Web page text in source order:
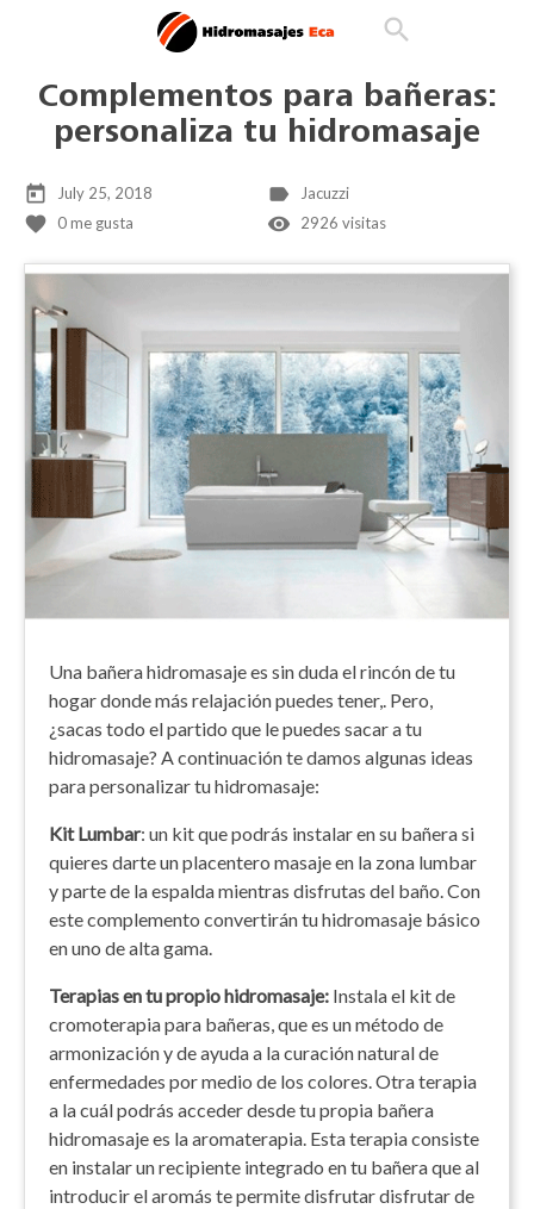
search
Complementos para bañeras:
personaliza tu hidromasaje
today July 25, 2018 label Jacuzzi
favorite 0me gusta remove_red_eye 2926 visitas
Una bañera hidromasaje es sin duda el rincón de tu
hogar donde más relajación puedes tener,. Pero,
¿sacas todo el partido que le puedes sacar a tu
hidromasaje? A continuación te damos algunas ideas
para personalizar tu hidromasaje:
KitLumbar: un kit que podrás instalar en su bañera si
quieres darte un placentero masaje en la zona lumbar
y parte de la espalda mientras disfrutas del baño. Con
este complemento convertirán tu hidromasaje básico
en uno de alta gama.
Terapiasen tu propio hidromasaje: Instala el kit de
cromoterapia para bañeras, que es un método de
armonización y de ayuda a la curación natural de
enfermedades por medio de los colores. Otra terapia
a la cuál podrás acceder desde tu propia bañera
hidromasaje es la aromaterapia. Esta terapia consiste
en instalar un recipiente integrado en tu bañera que al
introducir el aromás te permite disfrutar disfrutar de